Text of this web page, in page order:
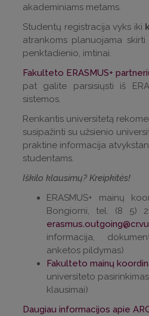
akademiniams metams.
Studentų registracija vyks iki
atrankoms planuojama skirti
penktadienio, imtinai.
Fakulteto ERASMUS+
pat galite parsisiųsti iš
sistemos.
Renkantis universitetą
susipažinti su užsienio
praktine informacija
studentams.
Iškilo klausimų? Kreipkitės!
ERASMUS+ mainų
Bongiorni, tel. (8 5)
informacija,
anketos pildymas)
Fakulteto mainų
universiteto
klausimai)
Daugiau informacijos apie